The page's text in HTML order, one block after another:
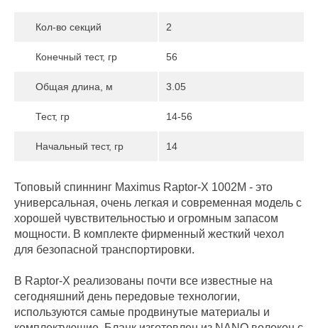
Кол-во секций 2
Конечный тест, гр 56
Общая длина, м 3.05
Тест, гр 14-56
Начальный тест, гр 14
Топовый спиннинг Maximus Raptor-X 1002M - это
универсальная, очень легкая и современная модель с
хорошей чувствительностью и огромным запасом
мощности. В комплекте фирменный жесткий чехол
для безопасной транспортировки.
В Raptor-Х реализованы почти все известные на
сегодняшний день передовые технологии,
используются самые продвинутые материалы и